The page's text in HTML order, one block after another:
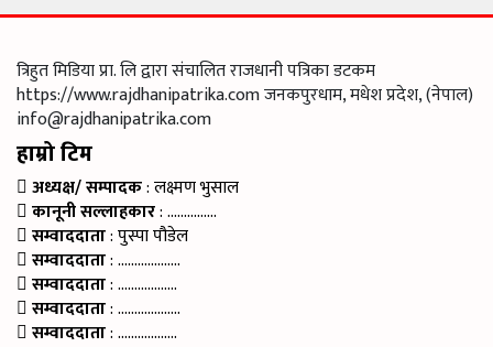
त्रिहुत मिडिया प्रा. लि द्वारा संचालित राजधानी पत्रिका डटकम
https://www.rajdhanipatrika.com जनकपुरधाम, मधेश प्रदेश, (नेपाल)
info@rajdhanipatrika.com
हाम्रो टिम
अध्यक्ष/ सम्पादक: लक्ष्मण भुसाल
कानूनी सल्लाहकार: ……………
सम्वाददाता: पुस्पा पौडेल
सम्वाददाता: ……………….
सम्वाददाता: ………………
सम्वाददाता: ……………….
सम्वाददाता: ………………